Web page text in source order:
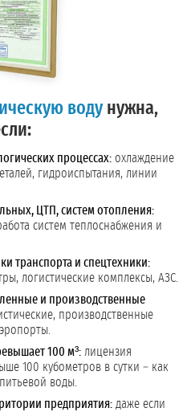
водунужна,
процессах: охлаждение
гидроиспытания, линии
ЦТП, систем отопления:
систем теплоснабжения и
транспорта и спецтехники:
логистические комплексы, АЗС.
и производственные
производственные
100 м³: лицензия
100 кубометров в сутки – как
воды.
предприятия: даже если